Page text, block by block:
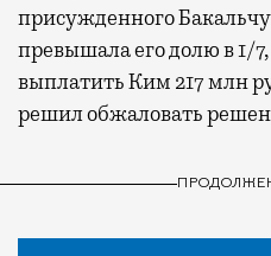
присужденного
превышала его долю в 1/7,
выплатить Ким 217 млн
решил обжаловать